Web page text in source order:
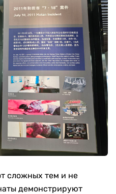
сложных тем и не
демонстрируют